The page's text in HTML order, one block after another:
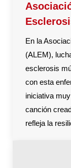
En la
(ALEM),
esclerosis
con esta
iniciativa
canción
refleja la